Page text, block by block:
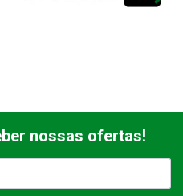
nossas ofertas!